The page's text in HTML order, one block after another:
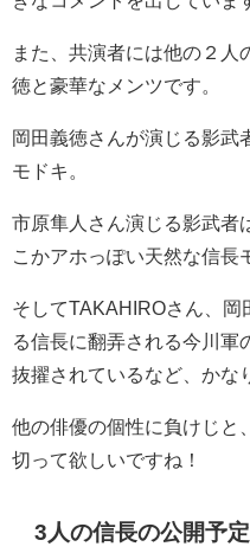
また、共演者には他の２人
徳と豪華なメンツです。
岡田義徳さんが演じる影武
モドキ。
市原隼人さん演じる影武者
こかアホっぽい天然な信長
そしてTAKAHIROさん、岡
る信長に翻弄される今川軍
抜擢されているなど、かな
他の俳優の個性に負けじと
切って欲しいですね！
3人の信長の公開予定